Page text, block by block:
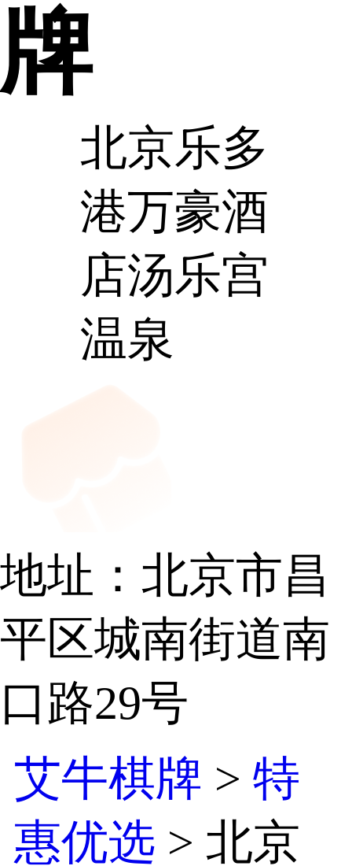
牌
北京乐多
港万豪酒
店汤乐宫
温泉
地址：北京市昌
平区城南街道南
口路29号
艾牛棋牌 > 特
惠优选 > 北京